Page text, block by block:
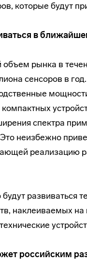
которые будут
в
рынка в
сенсоров в
спектра
неизбежно
реализацию
развиваться
наклеиваемых
российским